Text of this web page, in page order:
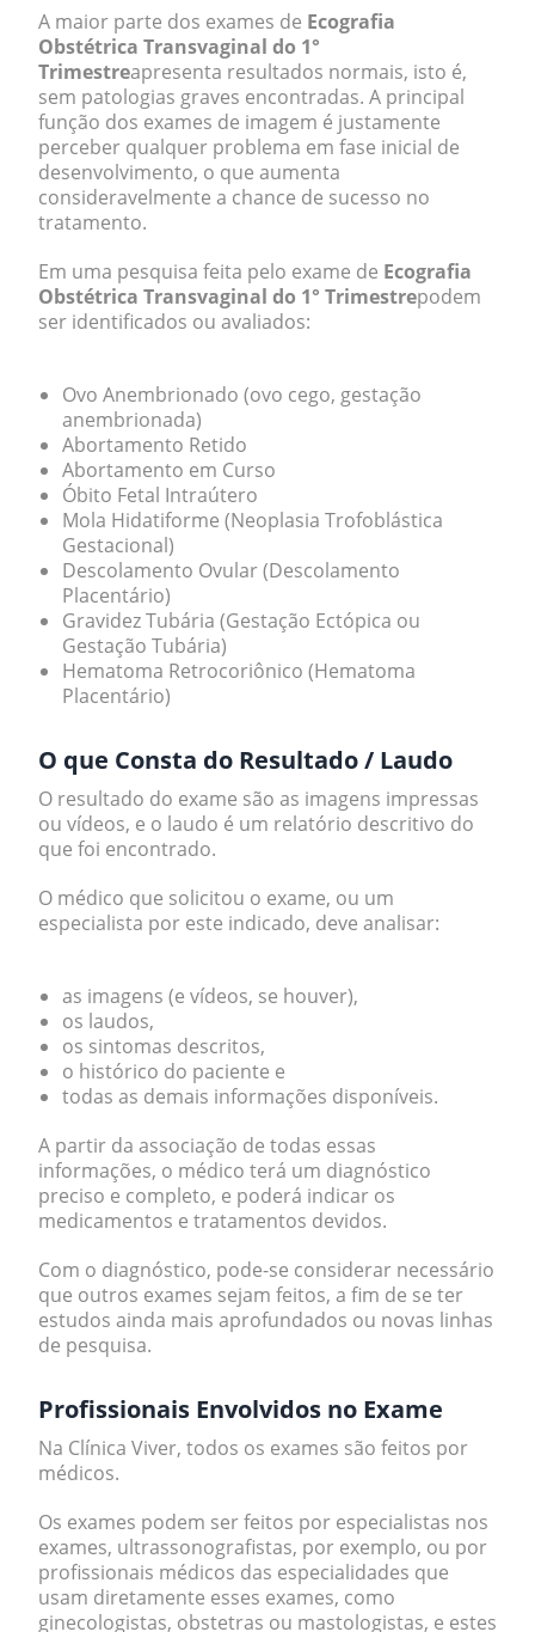
A maior parte dos exames de Ecografia
Obstétrica Transvaginal do 1°
Trimestreapresenta resultados normais, isto é,
sem patologias graves encontradas. A principal
função dos exames de imagem é justamente
perceber qualquer problema em fase inicial de
desenvolvimento, o que aumenta
consideravelmente a chance de sucesso no
tratamento.
Em uma pesquisa feita pelo exame de Ecografia
Obstétrica Transvaginal do 1° Trimestrepodem
ser identificados ou avaliados:
Ovo Anembrionado (ovo cego, gestação
anembrionada)
Abortamento Retido
Abortamento em Curso
Óbito Fetal Intraútero
Mola Hidatiforme (Neoplasia Trofoblástica
Gestacional)
Descolamento Ovular (Descolamento
Placentário)
Gravidez Tubária (Gestação Ectópica ou
Gestação Tubária)
Hematoma Retrocoriônico (Hematoma
Placentário)
O que Consta do Resultado / Laudo
O resultado do exame são as imagens impressas
ou vídeos, e o laudo é um relatório descritivo do
que foi encontrado.
O médico que solicitou o exame, ou um
especialista por este indicado, deve analisar:
as imagens (e vídeos, se houver),
os laudos,
os sintomas descritos,
o histórico do paciente e
todas as demais informações disponíveis.
A partir da associação de todas essas
informações, o médico terá um diagnóstico
preciso e completo, e poderá indicar os
medicamentos e tratamentos devidos.
Com o diagnóstico, pode-se considerar necessário
que outros exames sejam feitos, a fim de se ter
estudos ainda mais aprofundados ou novas linhas
de pesquisa.
Profissionais Envolvidos no Exame
Na Clínica Viver, todos os exames são feitos por
médicos.
Os exames podem ser feitos por especialistas nos
exames, ultrassonografistas, por exemplo, ou por
profissionais médicos das especialidades que
usam diretamente esses exames, como
ginecologistas, obstetras ou mastologistas, e estes